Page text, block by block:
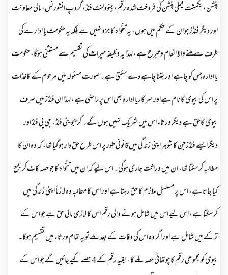
پنشن، یکمشت فیملی پنشن کی فروخت شدہ رقم، بینوولنٹ فنڈ، گروپ انشورنس، مالی معاونت
اور دیگر فنڈز جو ان کے حکم میں ہوں، یہ تنخواہ کا جزو نہیں ہے بلکہ یہ حکومت یا ادارے کی
طرف سے ملنے والا انعام و تبرع ہے، لہذا یہ وظیفہ میراث کی تقسیم سے مستثنی ہوگا، حکومت
یا ادارہ جس کو چاہے اور جتنا چاہے دے سکتی ہے۔ صورت مسئولہ میں مرحوم کے کاغذات
پر اس کی بیوی کا نام ہےاور سرکاریا ادارہ بھی اس پر راضی ہے، لہذا ان فنڈز میں صرف
بیوی کاحق ہے دیگر ورثاء اس میں شریک نہیں ہوں گے۔ گریجویٹی فنڈ ، جی پی فنڈ اور
دیگرایسے فنڈزجن کا شوہر اپنی زندگی میں قانونی طور پر اس طرح حق دار ہوگیا تھا، کہ وہ ان کا
مطالبہ کرسکتا تھا، ان میں وراثت جاری ہوگی۔ اس لیے کہ ان میں تنخواہ کا جو حصہ کاٹ کر جمع
کیا جاتا ہے، اس پر مسلسل ملازم کا حق رہتا ہے اور اس کا مطالبہ وہ لازماً اپنی زندگی میں
کرسکتا ہے، اس لیے اس میں شامل ہونے والی رقم اس کا لازمی مالی حق ہے جو اس کے
ترکے میں شامل ہے اور اگر وہ اس کی وفات کے بعد ملے تو یہ تمام ورثاء میں تقسیم ہوگا۔
بیوی کو مجموعی رقم کا چوتھائی حصہ ملے گا ، بقیہ رقم کے 4 حصے کیے جائیں گے جو اس کے